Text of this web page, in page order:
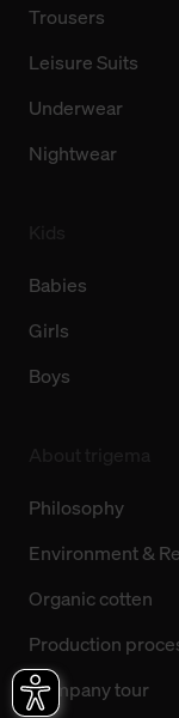
Trousers
Leisure Suits
Underwear
Nightwear
Babies
Girls
Boys
Philosophy
Environment &
Organic cotten
Production
Company tour